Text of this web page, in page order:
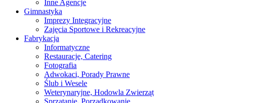
Inne Agencje
Gimnastyka
Imprezy Integracyjne
Zajęcia Sportowe i Rekreacyjne
Fabrykacja
Informatyczne
Restauracje, Catering
Fotografia
Adwokaci, Porady Prawne
Ślub i Wesele
Weterynaryjne, Hodowla Zwierząt
Sprzątanie, Porządkowanie